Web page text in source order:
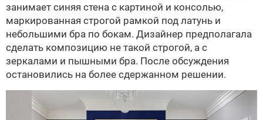
занимает синяя стена с картиной и консолью,
маркированная строгой рамкой под латунь и
небольшими бра по бокам. Дизайнер предполагала
сделать композицию не такой строгой, а с
зеркалами и пышными бра. После обсуждения
остановились на более сдержанном решении.